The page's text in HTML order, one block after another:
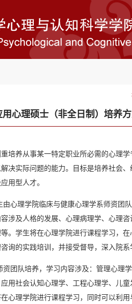
心理硕士（非全日制）培养
培养从事某一特定职业所必需的心理
决实际问题的能力。目标是培养社会
用型人才。
由心理学院临床与健康心理学系师资团
涉及人格的发展、心理病理学、心理
。学生将在心理学院进行课程学习，
询的实践培训，并接受督导，深入院系
资团队培养，学习内容涉及：管理心理
用社会认知心理学、工程心理学、儿
心理学院进行课程学习，同时可以利